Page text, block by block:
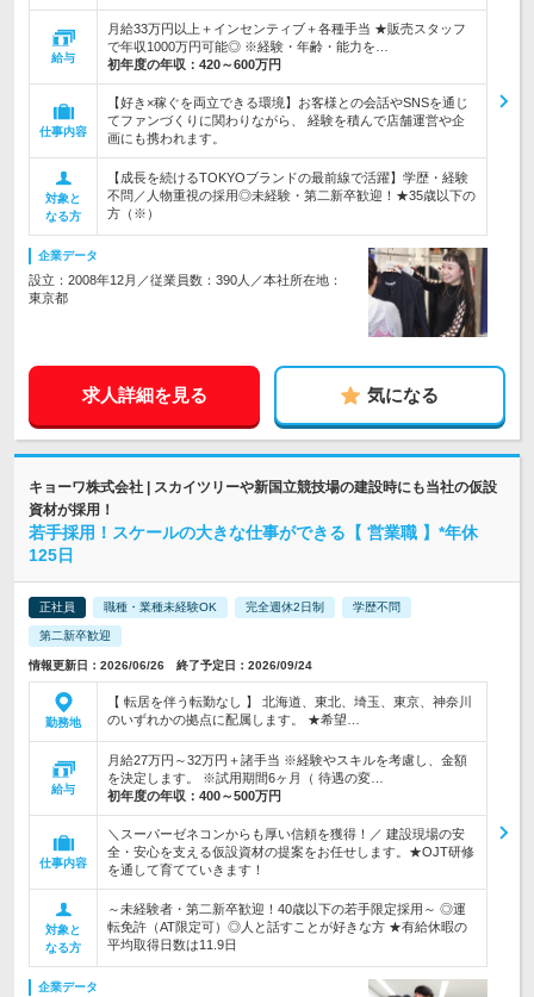
給与
月給33万円以上＋インセンティブ＋各種手当 ★販売スタッフ
で年収1000万円可能◎ ※経験・年齢・能力を…
初年度の年収： 420～600万円
仕事内容
【好き×稼ぐを両立できる環境】お客様との会話やSNSを通じ
てファンづくりに関わりながら、 経験を積んで店舗運営や企
画にも携われます。
対象と
なる方
【成長を続けるTOKYOブランドの最前線で活躍】学歴・経験
不問／人物重視の採用◎未経験・第二新卒歓迎！★35歳以下の
方（※）
企業データ
設立：2008年12月／従業員数：390人／本社所在地：
東京都
求人詳細を見る 気になる
キョーワ株式会社 | スカイツリーや新国立競技場の建設時にも当社の仮設
資材が採用！
若手採用！スケールの大きな仕事ができる【 営業職 】*年休
125日
正社員 職種・業種未経験OK 完全週休2日制 学歴不問
第二新卒歓迎
情報更新日：2026/06/26 終了予定日：2026/09/24
勤務地
【 転居を伴う転勤なし 】 北海道、東北、埼玉、東京、神奈川
のいずれかの拠点に配属します。 ★希望…
給与
月給27万円～32万円＋諸手当 ※経験やスキルを考慮し、金額
を決定します。 ※試用期間6ヶ月（ 待遇の変…
初年度の年収： 400～500万円
仕事内容
＼スーパーゼネコンからも厚い信頼を獲得！／ 建設現場の安
全・安心を支える仮設資材の提案をお任せします。★OJT研修
を通して育てていきます！
対象と
なる方
～未経験者・第二新卒歓迎！40歳以下の若手限定採用～ ◎運
転免許（AT限定可）◎人と話すことが好きな方 ★有給休暇の
平均取得日数は11.9日
企業データ